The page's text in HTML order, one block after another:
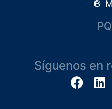
Síguenos en